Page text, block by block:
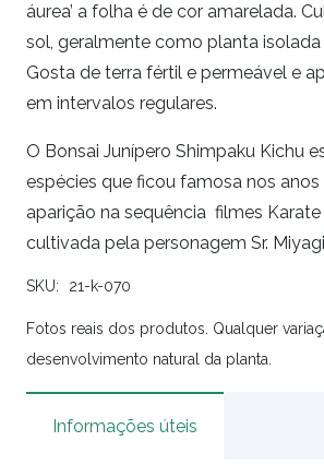
áurea’ a folha é de cor amarelada.
sol, geralmente como planta
Gosta de terra fértil e permeável e
em intervalos regulares.
O Bonsai Junípero Shimpaku Kichu
espécies que ficou famosa nos
aparição na sequência filmes Karate
cultivada pela personagem Sr.
SKU: 21-k-070
Fotos reais dos produtos. Qualquer
desenvolvimento natural da planta.
Informações úteis